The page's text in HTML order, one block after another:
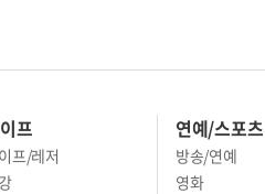
프
프/레저
연예/스포츠
방송/연예
영화